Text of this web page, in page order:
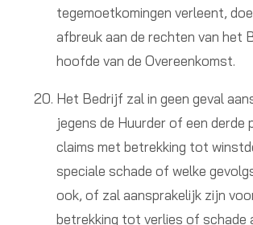
tegemoetkomingen verleent,
afbreuk aan de rechten van het
hoofde van de Overeenkomst.
Het Bedrijf zal in geen geval
jegens de Huurder of een derde
claims met betrekking tot
speciale schade of welke
ook, of zal aansprakelijk zijn
betrekking tot verlies of schade